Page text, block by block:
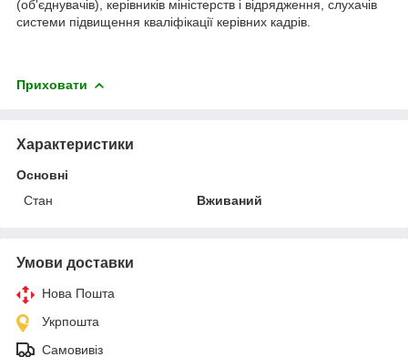
(об'єднувачів), керівників міністерств і відрядження, слухачів
системи підвищення кваліфікації керівних кадрів.
Приховати
Характеристики
Основні
Стан
Вживаний
Умови доставки
Нова Пошта
Укрпошта
Самовивіз